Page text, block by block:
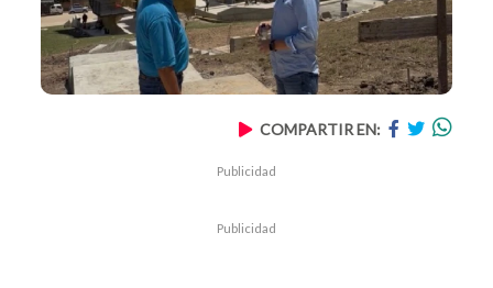
COMPARTIR EN:
Publicidad
Publicidad